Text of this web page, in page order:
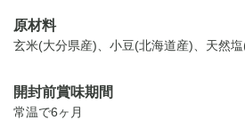
原材料
玄米(大分県産)、小豆(北海道産)、天然
開封前賞味期間
常温で6ヶ月